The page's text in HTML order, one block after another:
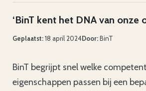
‘BinT kent het DNA van onze
Geplaatst:18 april 2024Door:BinT
BinT begrijpt snel welke
eigenschappen passen bij een